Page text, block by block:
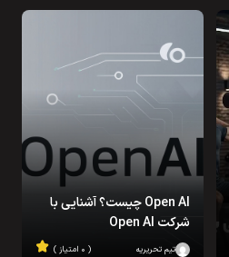
Open AI چیست؟ آشنایی با
شرکت Open AI
تیم تحریریه ( ۰ امتیاز )